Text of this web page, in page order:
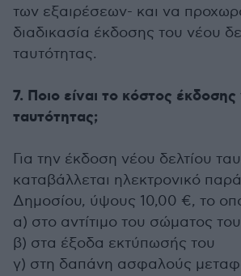
των εξαιρέσεων- και να
διαδικασία έκδοσης του νέου
ταυτότητας.
7. Ποιο είναι το κόστος έκδοσης
ταυτότητας;
Για την έκδοση νέου δελτίου
καταβάλλεται ηλεκτρονικό
Δημοσίου, ύψους 10,00 €, το
α) στο αντίτιμο του σώματος του
β) στα έξοδα εκτύπωσής του
γ) στη δαπάνη ασφαλούς